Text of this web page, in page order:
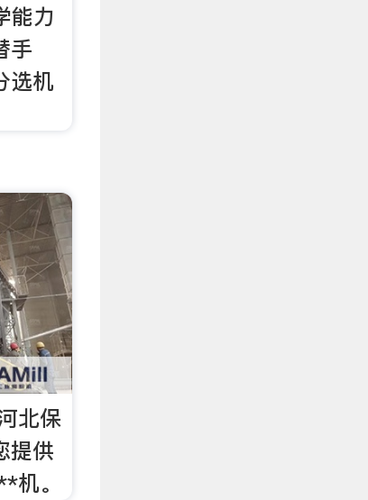
能力
手
选机
北保
提供
。